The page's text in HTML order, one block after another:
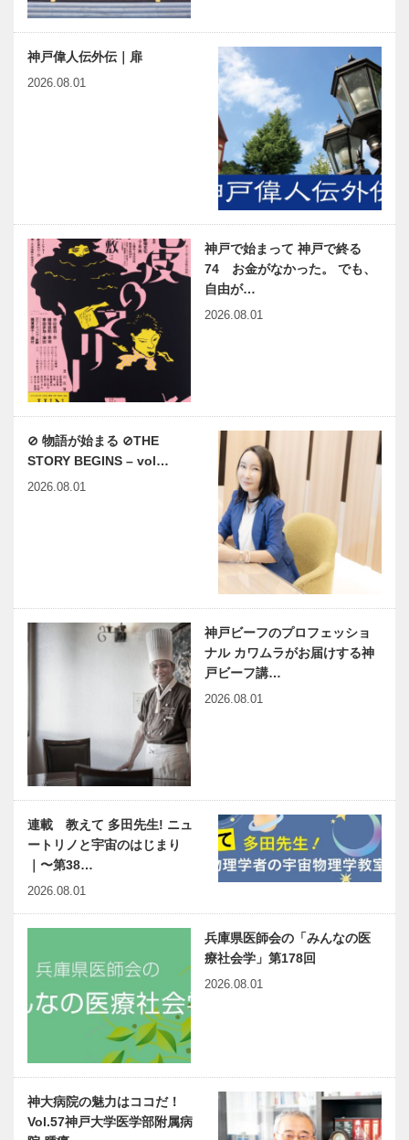
神戸偉人伝外伝｜扉
2026.08.01
神戸で始まって 神戸で終る
74 お金がなかった。 でも、
自由が…
2026.08.01
⊘ 物語が始まる ⊘THE
STORY BEGINS – vol…
2026.08.01
神戸ビーフのプロフェッショ
ナル カワムラがお届けする神
戸ビーフ講…
2026.08.01
連載 教えて 多田先生! ニュ
ートリノと宇宙のはじまり
｜〜第38…
2026.08.01
兵庫県医師会の「みんなの医
療社会学」第178回
2026.08.01
神大病院の魅力はココだ！
Vol.57神戸大学医学部附属病